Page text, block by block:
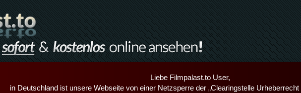
Liebe Filmpalast.to User,
in Deutschland ist unsere Webseite von einer Netzsperre der „Clearingstelle Urheberrecht